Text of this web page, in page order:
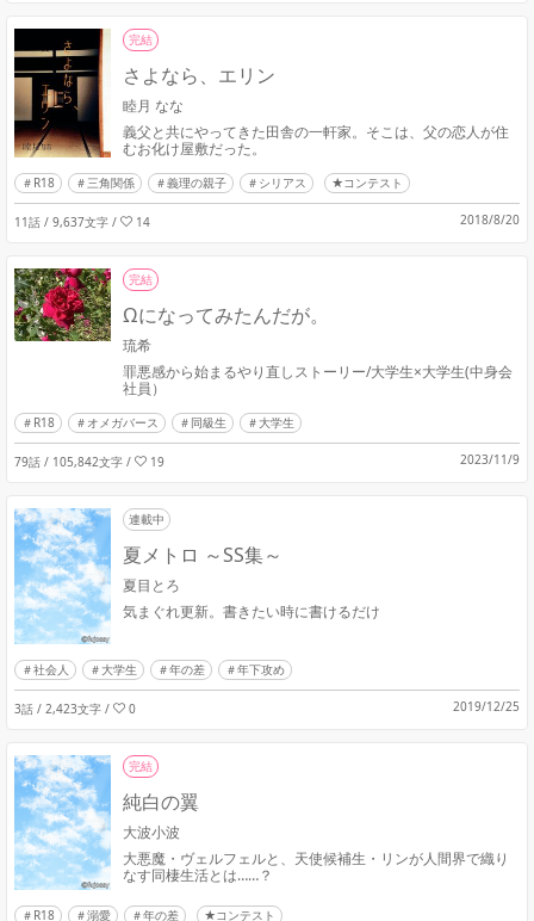
完結
さよなら、エリン
睦月 なな
義父と共にやってきた田舎の一軒家。そこは、父の恋人が住
むお化け屋敷だった。
R18 三角関係 義理の親子 シリアス ★コンテスト
11話 / 9,637文字 / 14 2018/8/20
完結
Ωになってみたんだが。
琉希
罪悪感から始まるやり直しストーリー/大学生×大学生(中身会
社員）
R18 オメガバース 同級生 大学生
79話 / 105,842文字 / 19 2023/11/9
連載中
夏メトロ ～SS集～
夏目とろ
気まぐれ更新。書きたい時に書けるだけ
社会人 大学生 年の差 年下攻め
3話 / 2,423文字 / 0 2019/12/25
完結
純白の翼
大波小波
大悪魔・ヴェルフェルと、天使候補生・リンが人間界で織り
なす同棲生活とは……？
R18 溺愛 年の差 ★コンテスト